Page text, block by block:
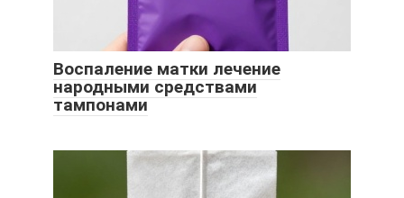
Воспаление матки лечение
народными средствами
тампонами